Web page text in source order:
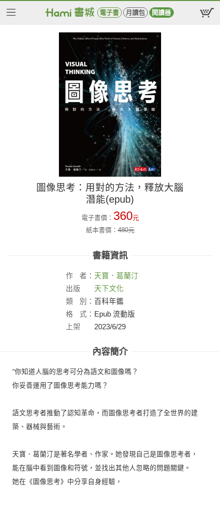
電子書 月讀包 閱讀器
圖像思考：用對的方法，釋放大腦
潛能(epub)
電子書價： 360元
紙本書價：480元
書籍資訊
作 者： 天寶．葛蘭汀
出版
社：
天下文化
類
別： 百科年鑑
格
式： Epub 流動版
上架
2023/6/29
內容簡介
"你知道人腦的思考可分為語文和圖像嗎？
你妥善運用了圖像思考能力嗎？
語文思考者推動了認知革命，而圖像思考者打造了全世界的建
築、器械與藝術。
天寶．葛蘭汀是著名學者、作家。她發現自己是圖像思考者，
能在腦中看到圖像和符號，並找出其他人忽略的問題關鍵。
她在《圖像思考》中分享自身經驗，